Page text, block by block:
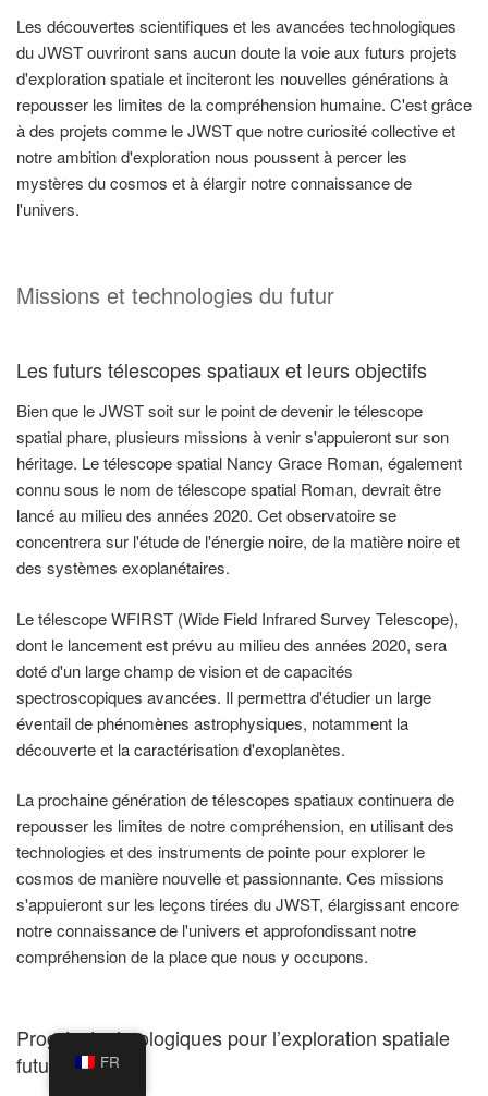
Les découvertes scientifiques et les avancées technologiques
du JWST ouvriront sans aucun doute la voie aux futurs projets
d'exploration spatiale et inciteront les nouvelles générations à
repousser les limites de la compréhension humaine. C'est grâce
à des projets comme le JWST que notre curiosité collective et
notre ambition d'exploration nous poussent à percer les
mystères du cosmos et à élargir notre connaissance de
l'univers.
Missions et technologies du futur
Les futurs télescopes spatiaux et leurs objectifs
Bien que le JWST soit sur le point de devenir le télescope
spatial phare, plusieurs missions à venir s'appuieront sur son
héritage. Le télescope spatial Nancy Grace Roman, également
connu sous le nom de télescope spatial Roman, devrait être
lancé au milieu des années 2020. Cet observatoire se
concentrera sur l'étude de l'énergie noire, de la matière noire et
des systèmes exoplanétaires.
Le télescope WFIRST (Wide Field Infrared Survey Telescope),
dont le lancement est prévu au milieu des années 2020, sera
doté d'un large champ de vision et de capacités
spectroscopiques avancées. Il permettra d'étudier un large
éventail de phénomènes astrophysiques, notamment la
découverte et la caractérisation d'exoplanètes.
La prochaine génération de télescopes spatiaux continuera de
repousser les limites de notre compréhension, en utilisant des
technologies et des instruments de pointe pour explorer le
cosmos de manière nouvelle et passionnante. Ces missions
s'appuieront sur les leçons tirées du JWST, élargissant encore
notre connaissance de l'univers et approfondissant notre
compréhension de la place que nous y occupons.
Progrès technologiques pour l’exploration spatiale
future
FR